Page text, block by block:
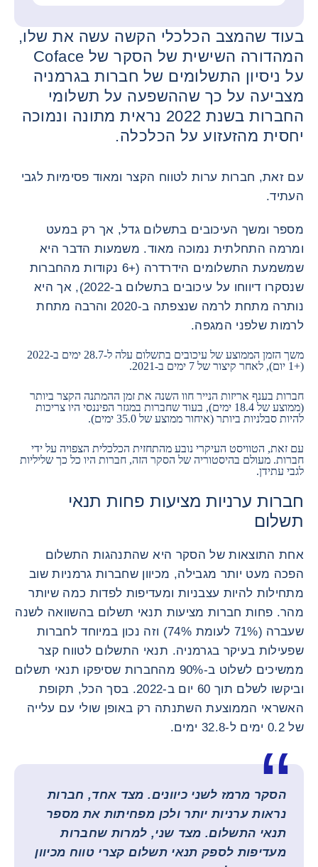
בעוד שהמצב הכלכלי הקשה עשה את שלו,
המהדורה השישית של הסקר של Coface
על ניסיון התשלומים של חברות בגרמניה
מצביעה על כך שההשפעה על תשלומי
החברות בשנת 2022 נראית מתונה ונמוכה
יחסית מהזעזוע על הכלכלה.
עם זאת, חברות ערות לטווח הקצר ומאוד פסימיות לגבי
העתיד.
מספר ומשך העיכובים בתשלום גדל, אך רק במעט
ומרמה התחלתית נמוכה מאוד. משמעות הדבר היא
שמשמעת התשלומים הידרדרה (+6 נקודות מהחברות
שנסקרו דיווחו על עיכובים בתשלום ב-2022), אך היא
נותרה מתחת לרמה שנצפתה ב-2020 והרבה מתחת
לרמות שלפני המגפה.
משך הזמן הממוצע של עיכובים בתשלום עלה ל-28.7 ימים ב-2022
(+1 יום), לאחר קיצור של 7 ימים ב-2021.
חברות בענף אריזות הנייר חוו השנה את זמן ההמתנה הקצר ביותר
(ממוצע של 18.4 ימים), בעוד שחברות במגזר הפיננסי היו צריכות
להיות סבלניות ביותר (איחור ממוצע של 35.0 ימים).
עם זאת, הטוויסט העיקרי נובע מהתחזית הכלכלית הצפויה על ידי
חברות. מעולם בהיסטוריה של הסקר הזה, חברות היו כל כך שליליות
לגבי עתידן.
חברות ערניות מציעות פחות תנאי
תשלום
אחת התוצאות של הסקר היא שהתנהגות התשלום
הפכה מעט יותר מגבילה, מכיוון שחברות גרמניות שוב
מתחילות להיות עצבניות ומעדיפות לפדות כמה שיותר
מהר. פחות חברות מציעות תנאי תשלום בהשוואה לשנה
שעברה (71% לעומת 74%) וזה נכון במיוחד לחברות
שפעילות בעיקר בגרמניה. תנאי התשלום לטווח קצר
ממשיכים לשלוט ב-90% מהחברות שסיפקו תנאי תשלום
וביקשו לשלם תוך 60 יום ב-2022. בסך הכל, תקופת
האשראי הממוצעת השתנתה רק באופן שולי עם עלייה
של 0.2 ימים ל-32.8 ימים.
הסקר מרמז לשני כיוונים. מצד אחד, חברות
נראות ערניות יותר ולכן מפחיתות את מספר
תנאי התשלום. מצד שני, למרות שחברות
מעדיפות לספק תנאי תשלום קצרי טווח מכיוון